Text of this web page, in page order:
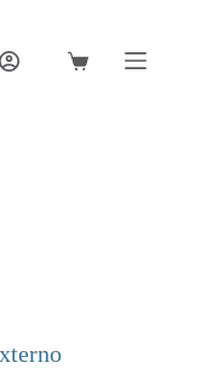
Carro